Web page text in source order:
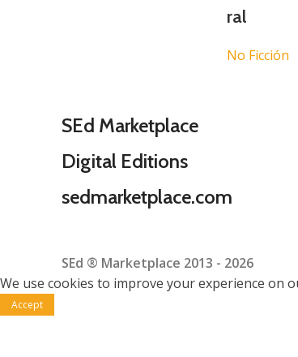
ral
No Ficción
SEd Marketplace
Digital Editions
sedmarketplace.com
SEd ® Marketplace 2013 - 2026
We use cookies to improve your experience on
Accept